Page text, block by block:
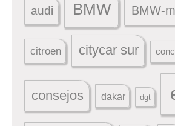
audi BMW BMW-
citroen citycar sur
consejos dakar dgt